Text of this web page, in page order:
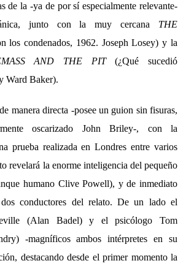
de la -ya de por sí especialmente relevante-
junto con la muy cercana THE
los condenados, 1962. Joseph Losey) y la
AND THE PIT(¿Qué sucedió
Ward Baker).
manera directa -posee un guion sin fisuras,
oscarizado John Briley-, con la
prueba realizada en Londres entre varios
revelará la enorme inteligencia del pequeño
humano Clive Powell), y de inmediato
conductores del relato. De un lado el
(Alan Badel) y el psicólogo Tom
-magníficos ambos intérpretes en su
destacando desde el primer momento la